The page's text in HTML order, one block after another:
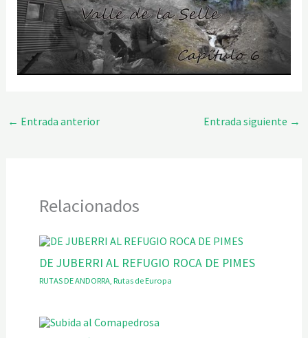
← Entrada anterior Entrada siguiente →
Relacionados
DE JUBERRI AL REFUGIO ROCA DE PIMES
RUTAS DE ANDORRA, Rutas de Europa